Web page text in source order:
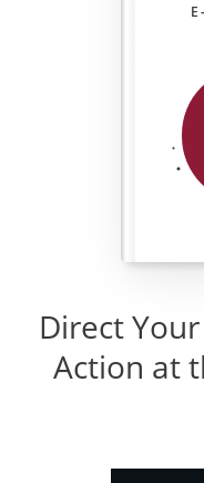
Direct
Action at